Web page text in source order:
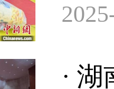
·